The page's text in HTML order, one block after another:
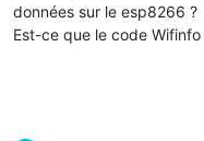
données sur le esp8266 ?
Est-ce que le code